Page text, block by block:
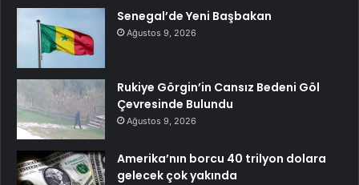
Senegal’de Yeni Başbakan
Ağustos 9, 2026
Rukiye Görgin’in Cansız Bedeni Göl
Çevresinde Bulundu
Ağustos 9, 2026
Amerika’nın borcu 40 trilyon dolara
gelecek çok yakında